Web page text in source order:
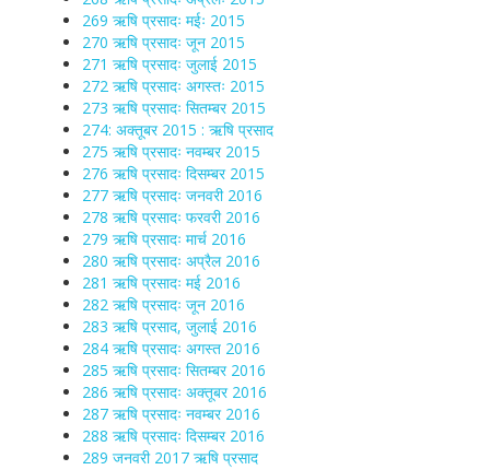
269 ऋषि प्रसादः मईः 2015
270 ऋषि प्रसादः जून 2015
271 ऋषि प्रसादः जुलाई 2015
272 ऋषि प्रसादः अगस्तः 2015
273 ऋषि प्रसादः सितम्बर 2015
274: अक्तूबर 2015 : ऋषि प्रसाद
275 ऋषि प्रसादः नवम्बर 2015
276 ऋषि प्रसादः दिसम्बर 2015
277 ऋषि प्रसादः जनवरी 2016
278 ऋषि प्रसादः फरवरी 2016
279 ऋषि प्रसादः मार्च 2016
280 ऋषि प्रसादः अप्रैल 2016
281 ऋषि प्रसादः मई 2016
282 ऋषि प्रसादः जून 2016
283 ऋषि प्रसाद, जुलाई 2016
284 ऋषि प्रसादः अगस्त 2016
285 ऋषि प्रसादः सितम्बर 2016
286 ऋषि प्रसादः अक्तूबर 2016
287 ऋषि प्रसादः नवम्बर 2016
288 ऋषि प्रसादः दिसम्बर 2016
289 जनवरी 2017 ऋषि प्रसाद